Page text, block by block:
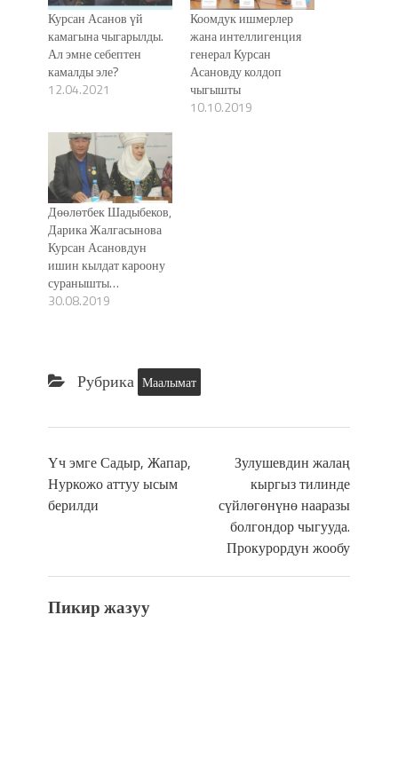
Курсан Асанов үй
камагына чыгарылды.
Ал эмне себептен
камалды эле?
12.04.2021
Коомдук ишмерлер
жана интеллигенция
генерал Курсан
Асановду колдоп
чыгышты
10.10.2019
Дөөлөтбек Шадыбеков,
Дарика Жалгасынова
Курсан Асановдун
ишин кылдат кароону
суранышты…
30.08.2019
Рубрика Маалымат
Үч эмге Садыр, Жапар,
Нуркожо аттуу ысым
берилди
Зулушевдин жалаң
кыргыз тилинде
сүйлөгөнүнө нааразы
болгондор чыгууда.
Прокурордун жообу
Пикир жазуу